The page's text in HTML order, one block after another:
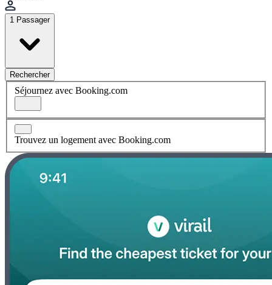
1 Passager
Rechercher
Séjournez avec Booking.com
Trouvez un logement avec Booking.com